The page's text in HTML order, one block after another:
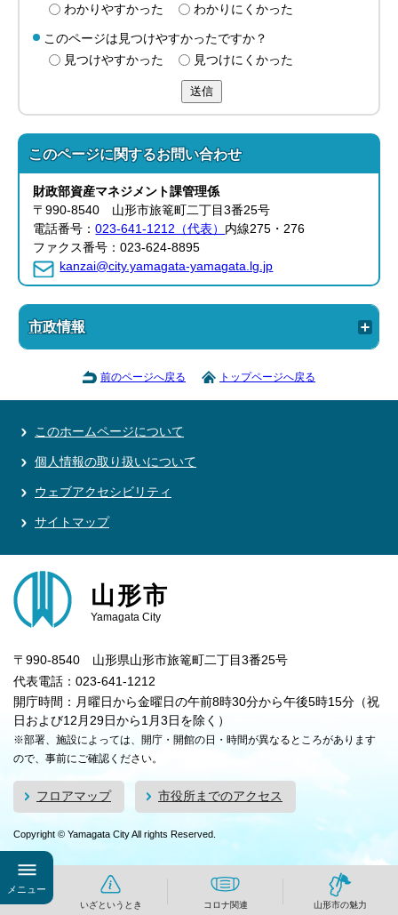
わかりやすかった
わかりにくかった
このページは見つけやすかったですか？
見つけやすかった
見つけにくかった
送信
このページに関するお問い合わせ
財政部資産マネジメント課管理係
〒990-8540 山形市旅篭町二丁目3番25号
電話番号：023-641-1212（代表） 内線275・276
ファクス番号：023-624-8895
kanzai@city.yamagata-yamagata.lg.jp
市政情報
前のページへ戻る トップページへ戻る
メニュー
いざというとき コロナ関連 山形市の魅力
このホームページについて
個人情報の取り扱いについて
ウェブアクセシビリティ
サイトマップ
山形市
Yamagata City
〒990-8540 山形県山形市旅篭町二丁目3番25号
代表電話：023-641-1212
開庁時間：月曜日から金曜日の午前8時30分から午後5時15分（祝
日および12月29日から1月3日を除く）
※部署、施設によっては、開庁・開館の日・時間が異なるところがあります
ので、事前にご確認ください。
フロアマップ 市役所までのアクセス
Copyright © Yamagata City All rights Reserved.